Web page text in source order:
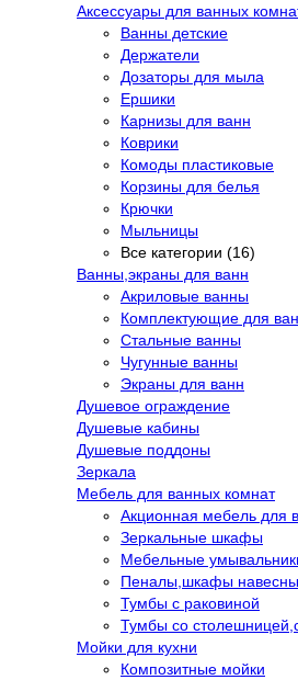
Аксессуары для ванных
Ванны детские
Держатели
Дозаторы для мыла
Ершики
Карнизы для ванн
Коврики
Комоды пластиковые
Корзины для белья
Крючки
Мыльницы
Все категории (16)
Ванны,экраны для ванн
Акриловые ванны
Комплектующие для
Стальные ванны
Чугунные ванны
Экраны для ванн
Душевое ограждение
Душевые кабины
Душевые поддоны
Зеркала
Мебель для ванных комнат
Акционная мебель для
Зеркальные шкафы
Мебельные
Пеналы,шкафы
Тумбы с раковиной
Тумбы со
Мойки для кухни
Композитные мойки